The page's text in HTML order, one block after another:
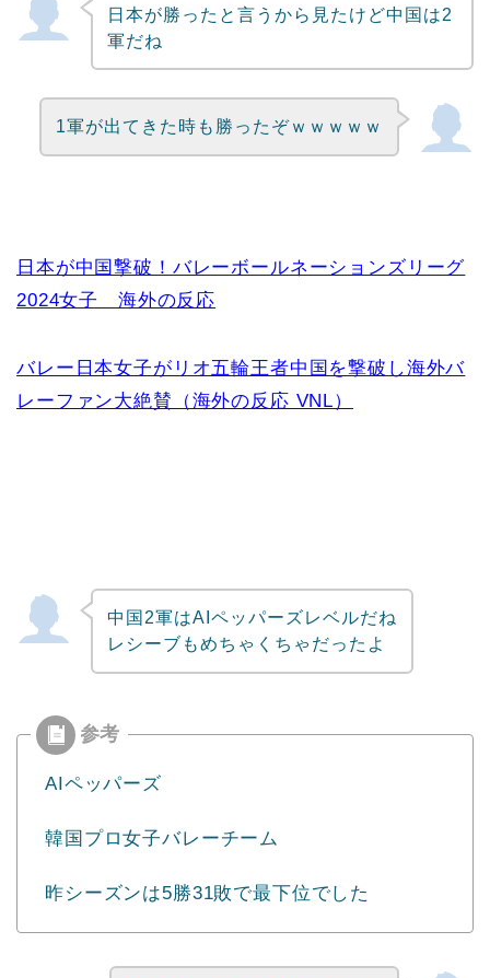
Powered by livedoor 相互RSS
日本が勝ったと言うから見たけど中国は2
軍だね
1軍が出てきた時も勝ったぞｗｗｗｗｗ
日本が中国撃破！バレーボールネーションズリーグ
2024女子 海外の反応
バレー日本女子がリオ五輪王者中国を撃破し海外バ
レーファン大絶賛（海外の反応 VNL）
中国2軍はAIペッパーズレベルだね
レシーブもめちゃくちゃだったよ
AIペッパーズ
韓国プロ女子バレーチーム
昨シーズンは5勝31敗で最下位でした